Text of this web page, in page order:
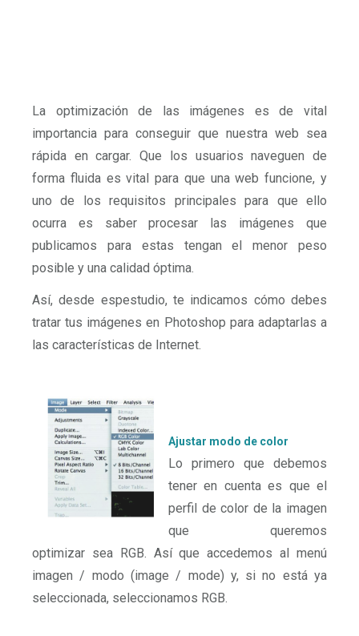
La optimización de las imágenes es de vital
importancia para conseguir que nuestra web sea
rápida en cargar. Que los usuarios naveguen de
forma fluida es vital para que una web funcione, y
uno de los requisitos principales para que ello
ocurra es saber procesar las imágenes que
publicamos para estas tengan el menor peso
posible y una calidad óptima.
Así, desde espestudio, te indicamos cómo debes
tratar tus imágenes en Photoshop para adaptarlas a
las características de Internet.
Ajustar modo de color
Lo primero que debemos
tener en cuenta es que el
perfil de color de la imagen
que queremos
optimizar sea RGB. Así que accedemos al menú
imagen / modo (image / mode) y, si no está ya
seleccionada, seleccionamos RGB.